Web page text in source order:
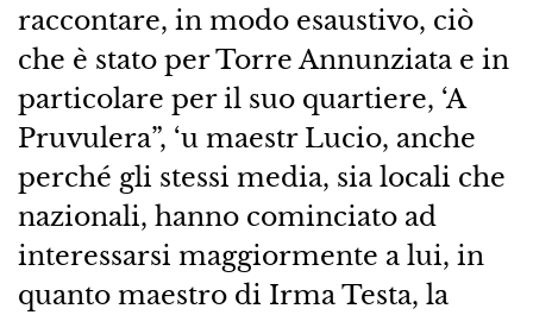
raccontare, in modo esaustivo, ciò
che è stato per Torre Annunziata e in
particolare per il suo quartiere, ‘A
Pruvulera”, ‘u maestr Lucio, anche
perché gli stessi media, sia locali che
nazionali, hanno cominciato ad
interessarsi maggiormente a lui, in
quanto maestro di Irma Testa, la